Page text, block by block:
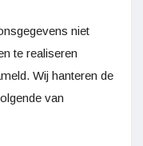
niet
te realiseren
Wij hanteren de
van